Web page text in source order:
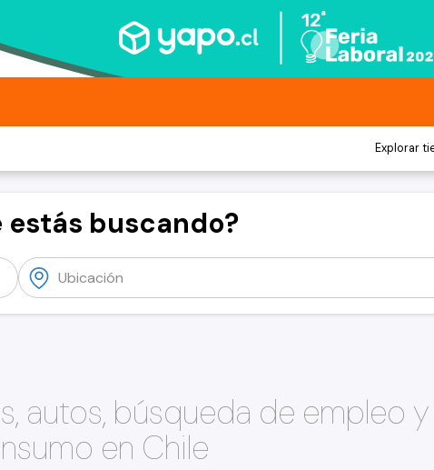
Explorar
estás buscando?
autos, búsqueda de empleo
en Chile